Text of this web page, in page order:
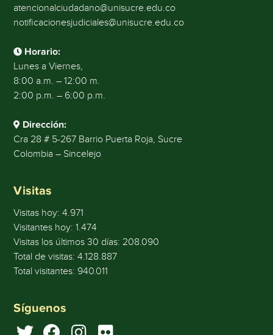
atencionalciudadano@unisucre.edu.co
notificacionesjudiciales@unisucre.edu.co
Horario:
Lunes a Viernes,
8:00 a.m. – 12:00 m.
2:00 p.m. – 6:00 p.m.
Dirección:
Cra 28 # 5-267 Barrio Puerta Roja, Sucre
Colombia – Sincelejo
Visitas
Visitas hoy:4.971
Visitantes hoy:1.474
Visitas los últimos 30 días: 208.090
Total de visitas:4.128.887
Total visitantes: 940.011
Síguenos